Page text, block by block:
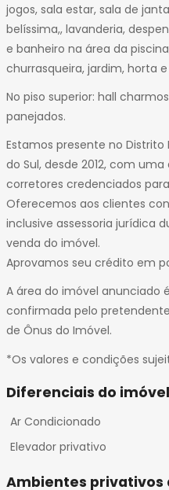
28
32
33
41
42
43
44
45
47
jogos, sala estar, sala de
belíssima,, lavanderia,
e banheiro na área da
churrasqueira, jardim, horta
No piso superior: hall
panejados.
Estamos presente no Distrito
do Sul, desde 2012, com
corretores credenciados
Oferecemos aos clientes
inclusive assessoria jurídica
venda do imóvel.
Aprovamos seu crédito em
A área do imóvel anunciado
confirmada pelo
de Ônus do Imóvel.
*Os valores e condições
Diferenciais do imóvel
Ar Condicionado
Elevador privativo
Ambientes privativos